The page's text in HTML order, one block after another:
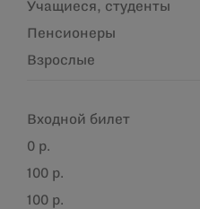
Учащиеся, студенты
Пенсионеры
Взрослые
Входной билет
0 р.
100 р.
100 р.